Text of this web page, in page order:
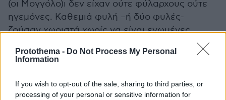
Protothema - Do Not Process My Personal
Information
If you wish to opt-out of the sale, sharing to third parties, or
processing of your personal or sensitive information for
(οι Μογγόλο)ι δεν είχαν ούτε φύλαρχους ούτε
ηγεμόνες. Καθεμιά φυλή –ή δύο φυλές-
ζούσαν χωριστά χωρίς να είναι ενωμένες
μεταξύ τους αφού υπήρξε συνεχής διαμάχη
και εχθρότητα ανάμεσά τους. Ορισμένοι από
βίας, την ανηθικότητα και την ακολασία ως
πράξεις ανδρισμού και διάκρισης. Ως ρούχα